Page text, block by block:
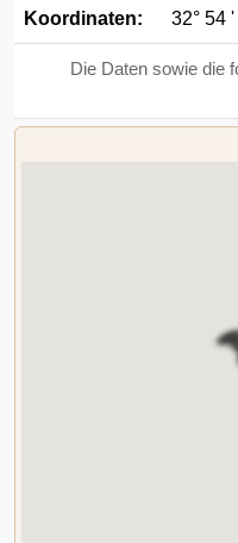
Koordinaten: 32° 54
Die Daten sowie die